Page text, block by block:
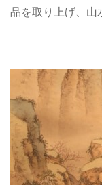
品を取り上げ、山